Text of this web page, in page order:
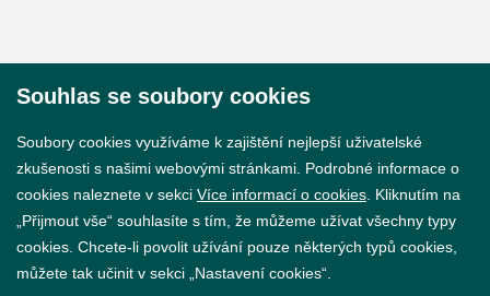
Souhlas se soubory cookies
Soubory cookies využíváme k zajištění nejlepší uživatelské
zkušenosti s našimi webovými stránkami. Podrobné informace o
cookies naleznete v sekci Více informací o cookies . Kliknutím na
„Přijmout vše“ souhlasíte s tím, že můžeme užívat všechny typy
cookies. Chcete-li povolit užívání pouze některých typů cookies,
můžete tak učinit v sekci „Nastavení cookies“.